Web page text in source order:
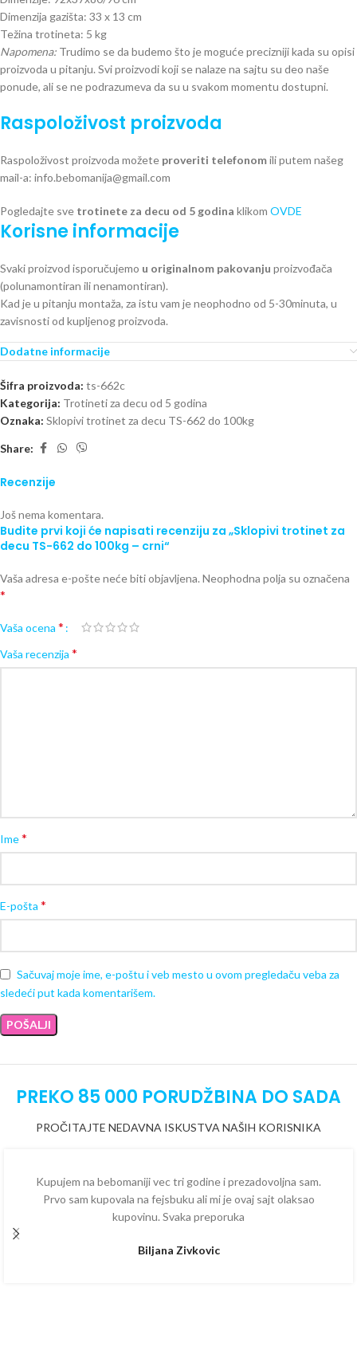
Dimenzija gazišta: 33 x 13 cm
Težina trotineta: 5 kg
Napomena: Trudimo se da budemo što je moguće precizniji kada su opisi
proizvoda u pitanju. Svi proizvodi koji se nalaze na sajtu su deo naše
ponude, ali se ne podrazumeva da su u svakom momentu dostupni.
Raspoloživost proizvoda
Raspoloživost proizvoda možete proveriti telefonomili putem našeg
mail-a: info.bebomanija@gmail.com
Pogledajte sve trotinete za decu od 5 godina klikom OVDE
Korisne informacije
Svaki proizvod isporučujemo u originalnom pakovanju proizvođača
(polunamontiran ili nenamontiran).
Kad je u pitanju montaža, za istu vam je neophodno od 5-30minuta, u
zavisnosti od kupljenog proizvoda.
Dodatne informacije
Šifra proizvoda: ts-662c
Kategorija: Trotineti za decu od 5 godina
Oznaka: Sklopivi trotinet za decu TS-662 do 100kg
Share:
Recenzije
Još nema komentara.
Budite prvi koji će napisati recenziju za „Sklopivi trotinet za
decu TS-662 do 100kg – crni“
Vaša adresa e-pošte neće biti objavljena. Neophodna polja su označena
*
Vaša ocena *
Vaša recenzija *
Ime*
E-pošta *
Sačuvaj moje ime, e-poštu i veb mesto u ovom pregledaču veba za
sledeći put kada komentarišem.
PREKO 85 000 PORUDŽBINA DO SADA
PROČITAJTE NEDAVNA ISKUSTVA NAŠIH KORISNIKA
Kupujem na bebomaniji vec tri godine i prezadovoljna sam.
Prvo sam kupovala na fejsbuku ali mi je ovaj sajt olaksao
kupovinu. Svaka preporuka
Biljana Zivkovic